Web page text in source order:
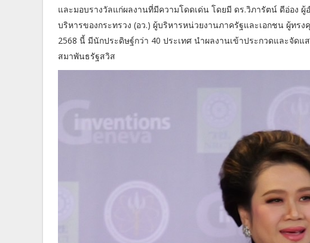
และมอบรางวัลแก่ผลงานที่มีความโดดเด่น โดยมี ดร.วิภารัตน์ ดีอ่อง
บริหารของกระทรวง (อว.) ผู้บริหารหน่วยงานภาครัฐและเอกชน ผู้ท
2568 นี้ มีนักประดิษฐ์กว่า 40 ประเทศ นำผลงานเข้าประกวดและจัด
สมาพันธรัฐสวิส